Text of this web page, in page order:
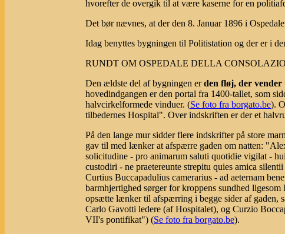
hvorefter de overgik til at være kaserne for en
Det bør nævnes, at der den 8. Januar 1896 i
Idag benyttes bygningen til Politistation og der er i
RUNDT OM OSPEDALE DELLA
Den ældste del af bygningen erden fløj, der vender
hovedindgangen er den portal fra 1400-tallet, som
halvcirkelformede vinduer. (Se foto fra borgato.be).
tilbedernes Hospital". Over indskriften er der et
På den lange mur sidder flere indskrifter på store
gav til med lænker at afspærre gaden om natten:
solicitudine - pro animarum saluti quotidie vigilat -
custodiri - ne praetereunte strepitu quies amica
Curtius Buccapadulius camerarius - ad aeternam
barmhjertighed sørger for kroppens sundhed
opsætte lænker til afspærring i begge sider af gaden,
Carlo Gavotti ledere (af Hospitalet), og Curzio
VII's pontifikat") (Se foto fra borgato.be).